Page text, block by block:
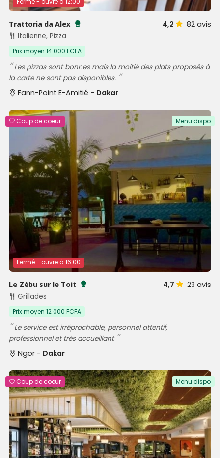
Fermé - ouvre à 12:00
Trattoria da Alex
Testé et approuvé par SénéGuide
4,2 82 avis
Italienne, Pizza
Prix moyen 14 000 FCFA
Les pizzas sont bonnes mais la moitié des plats proposés à
la carte ne sont pas disponibles.
Fann-Point E-Amitié - Dakar
Fermé - ouvre à 16:00
Coup de coeur Menu dispo
Le Zébu sur le Toit
Testé et approuvé par SénéGuide
4,7 23 avis
Grillades
Prix moyen 12 000 FCFA
Le service est irréprochable, personnel attentif,
professionnel et très accueillant
Ngor - Dakar
Coup de coeur Menu dispo